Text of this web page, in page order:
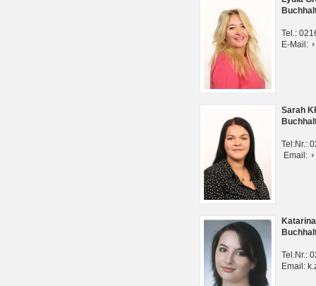
Tel.:
E-Mail:
Sarah
Tel:Nr.:
Email:
Tel.Nr.:
Email: